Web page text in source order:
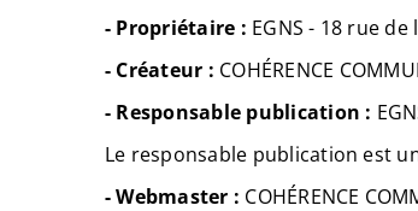
- Propriétaire : EGNS - 18 rue de
- Créateur : COHÉRENCE
- Responsable publication :
Le responsable publication est
- Webmaster : COHÉRENCE